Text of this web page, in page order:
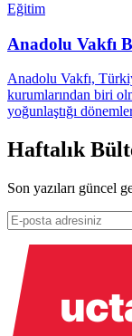
Eğitim
Anadolu Vakfı
Anadolu Vakfı,
kurumlarından biri
yoğunlaştığı
Haftalık
Son yazıları güncel